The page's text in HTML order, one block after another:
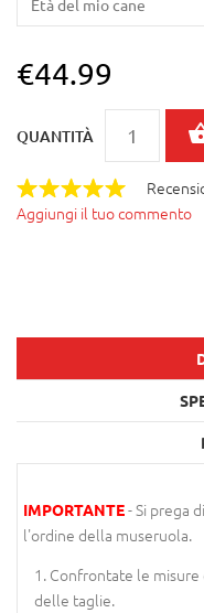
€44.99
QUANTITÀ
Aggiungi il tuo commento
IMPORTANTE- Si prega
l'ordine della museruola.
Confrontate le
delle taglie.